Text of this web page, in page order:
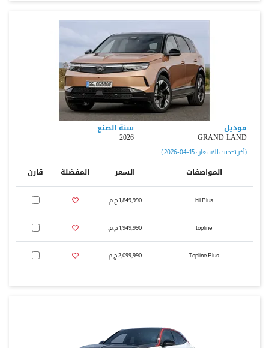
موديل
GRAND LAND
سنة الصنع
2026
( أخر تحديث للاسعار : 15-04-2026 )
المواصفات
hil Plus
topline
Topline Plus
السعر
1,849,990 ج.م.‏
1,949,990 ج.م.‏
2,099,990 ج.م.‏
المفضلة قارن